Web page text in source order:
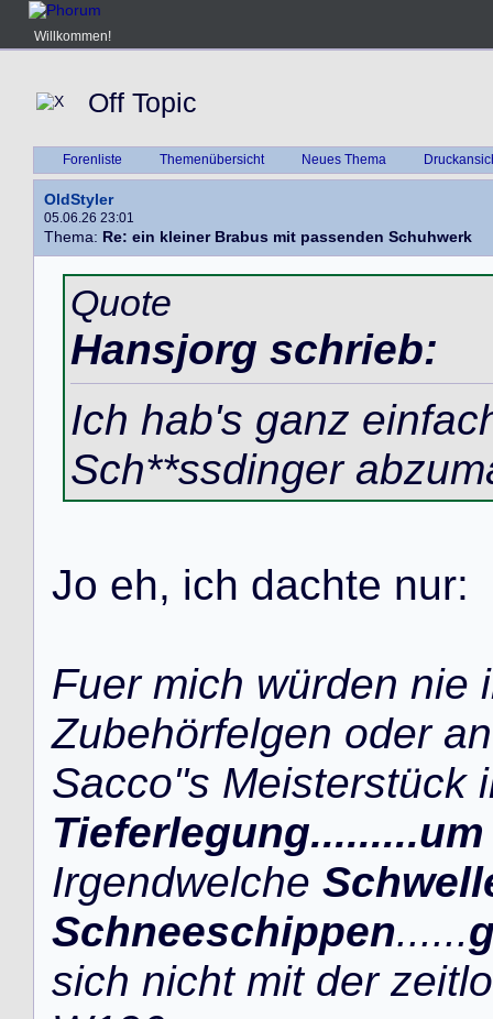
Willkommen!
Off Topic
Forenliste Themenübersicht Neues Thema
OldStyler
05.06.26 23:01
Thema: Re: ein kleiner Brabus mit passenden Schuhwerk
Quote
Hansjorg schrieb:
Ich hab's ganz
Sch**ssdinger
Jo eh, ich dachte nur:
Fuer mich würden nie
Zubehörfelgen oder
Sacco''s Meisterstück
Irgendwelche
Schneeschippen......
sich nicht mit der